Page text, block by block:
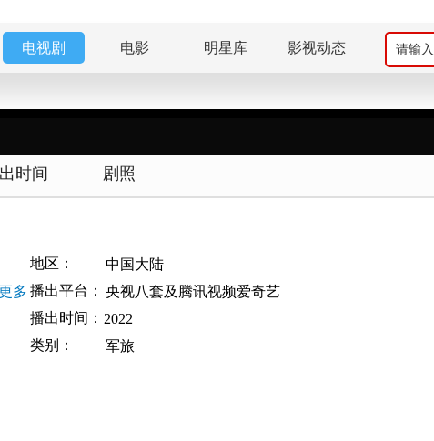
电视剧 电影 明星库 影视动态
时间 剧照
地区：
中国大陆
多 播出平台： 央视八套及腾讯视频爱奇艺
播出时间： 2022
类别： 军旅